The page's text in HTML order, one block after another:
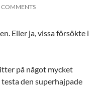
COMMENTS
Eller ja, vissa försökte i
på något mycket
den superhajpade